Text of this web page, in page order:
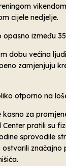
cijele nedjelje.
između
dobu većina
zamjenjuju
otporno na
za
pratili su
sprovodile
ostvarili